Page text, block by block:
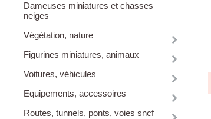
Dameuses miniatures et chasses
neiges
Végétation, nature
Figurines miniatures, animaux
Voitures, véhicules
Equipements, accessoires
Routes, tunnels, ponts, voies sncf